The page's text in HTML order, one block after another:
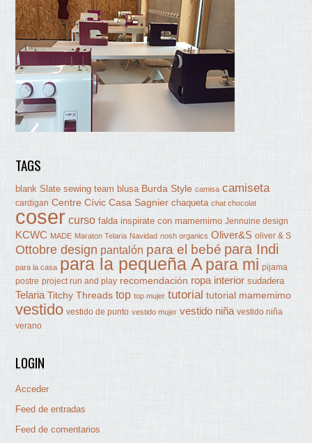
TAGS
blank Slate sewing team blusa Burda Style camisa camiseta
cardigan Centre Cívic Casa Sagnier chaqueta chat chocolat
coser curso falda inspirate con mamemimo Jennuine design
KCWC MADE Maraton Telaria Navidad nosh organics Oliver&S oliver & S
Ottobre design pantalón para el bebé para Indi
para la casa para la pequeña A para mi pijama
postre project run and play recomendación ropa interior sudadera
Telaria Titchy Threads top top mujer tutorial tutorial mamemimo
vestido vestido de punto vestido mujer vestido niña vestido niña
verano
LOGIN
Acceder
Feed de entradas
Feed de comentarios